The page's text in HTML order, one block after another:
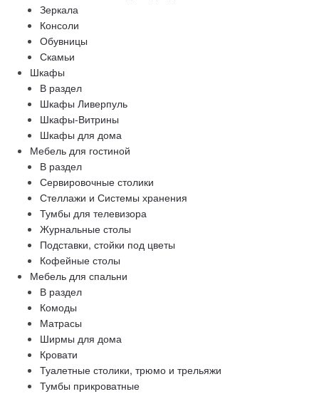
Зеркала
Консоли
Обувницы
Скамьи
Шкафы
В раздел
Шкафы Ливерпуль
Шкафы-Витрины
Шкафы для дома
Мебель для гостиной
В раздел
Сервировочные столики
Стеллажи и Системы хранения
Тумбы для телевизора
Журнальные столы
Подставки, стойки под цветы
Кофейные столы
Мебель для спальни
В раздел
Комоды
Матрасы
Ширмы для дома
Кровати
Туалетные столики, трюмо и трельяжи
Тумбы прикроватные